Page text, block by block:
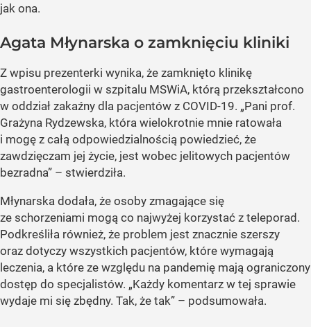
jak ona.
Agata Młynarska o zamknięciu kliniki
Z wpisu prezenterki wynika, że zamknięto klinikę
gastroenterologii w szpitalu MSWiA, którą przekształcono
w oddział zakaźny dla pacjentów z COVID-19. „Pani prof.
Grażyna Rydzewska, która wielokrotnie mnie ratowała
i mogę z całą odpowiedzialnością powiedzieć, że
zawdzięczam jej życie, jest wobec jelitowych pacjentów
bezradna” – stwierdziła.
Młynarska dodała, że osoby zmagające się
ze schorzeniami mogą co najwyżej korzystać z teleporad.
Podkreśliła również, że problem jest znacznie szerszy
oraz dotyczy wszystkich pacjentów, które wymagają
leczenia, a które ze względu na pandemię mają ograniczony
dostęp do specjalistów. „Każdy komentarz w tej sprawie
wydaje mi się zbędny. Tak, że tak” – podsumowała.